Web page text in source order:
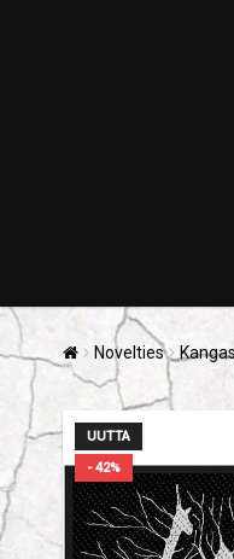
Novelties
UUTTA
- 42%